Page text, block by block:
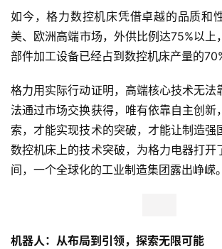
如今，格力数控机床凭借卓越的品质和
美、欧洲高端市场，外供比例达75%以上
部件加工设备已经占到数控机床产量的
格力用实际行动证明，高端核心技术无法
法通过市场交换获得，唯有依靠自主创新
索，才能实现技术的突破，才能让制造强
数控机床上的技术突破，为格力电器打开
间，一个全球化的工业制造集团露出峥嵘。
机器人：从布局到引领，探索无限可能